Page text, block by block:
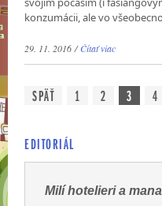
konzumácii, ale vo
29. 11. 2016 /Čítať viac
SPÄŤ 1 2 3 4
EDITORIÁL
Milí hotelieri a